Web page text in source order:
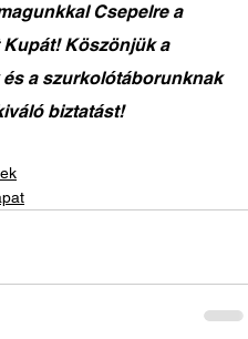
Csepelre a
Köszönjük a
és a szurkolótáborunknak
biztatást!